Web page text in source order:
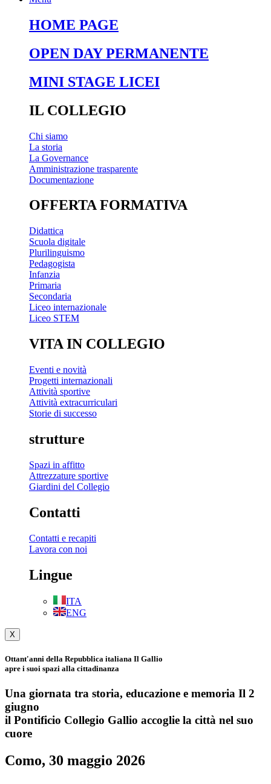
HOME PAGE
OPEN DAY PERMANENTE
MINI STAGE LICEI
IL COLLEGIO
Chi siamo
La storia
La Governance
Amministrazione trasparente
Documentazione
OFFERTA FORMATIVA
Didattica
Scuola digitale
Plurilinguismo
Pedagogista
Infanzia
Primaria
Secondaria
Liceo internazionale
Liceo STEM
VITA IN COLLEGIO
Eventi e novità
Progetti internazionali
Attività sportive
Attività extracurriculari
Storie di successo
strutture
Spazi in affitto
Attrezzature sportive
Giardini del Collegio
Contatti
Contatti e recapiti
Lavora con noi
Lingue
ITA
ENG
X
Ottant'anni della Repubblica italiana Il Gallio
apre i suoi spazi alla cittadinanza
Una giornata tra storia, educazione e memoria Il 2
giugno
il Pontificio Collegio Gallio accoglie la città nel suo
cuore
Como, 30 maggio 2026